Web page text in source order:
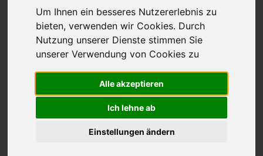
Um Ihnen ein besseres Nutzererlebnis zu
bieten, verwenden wir Cookies. Durch
Nutzung unserer Dienste stimmen Sie
unserer Verwendung von Cookies zu
Alle akzeptieren
Ich lehne ab
Einstellungen ändern
Carat, Teller flach mit Fahne ø
271 mm
BHS-0625002712000000